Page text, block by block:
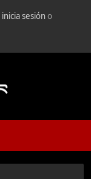
inicia sesióno